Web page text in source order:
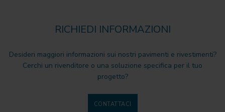
RICHIEDI INFORMAZIONI
Desideri maggiori informazioni sui nostri pavimenti e rivestimenti?
Cerchi un rivenditore o una soluzione specifica per il tuo
progetto?
CONTATTACI